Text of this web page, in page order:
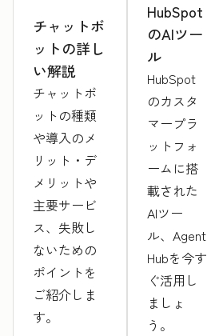
チャットボ
ットの詳し
い解説
チャットボ
ットの種類
や導入のメ
リット・デ
メリットや
主要サービ
ス、失敗し
ないための
ポイントを
ご紹介しま
す。
HubSpot
のAIツー
ル
HubSpot
のカスタ
マープラ
ットフォ
ームに搭
載された
AIツー
ル、Agent
Hubを今す
ぐ活用し
ましょ
う。